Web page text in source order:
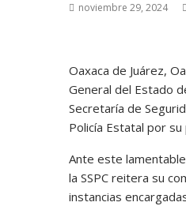
noviembre 29, 2024
Oaxaca de Juárez,
General del Estado
Secretaría de
Policía Estatal por
Ante este
la SSPC reitera su
instancias